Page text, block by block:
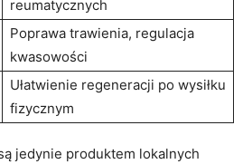
reumatycznych
Poprawa trawienia, regulacja
kwasowości
Ułatwienie regeneracji po⁣ wysiłku
fizycznym
jedynie produktem⁣ lokalnych